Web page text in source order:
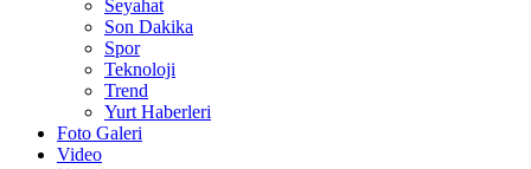
Seyahat
Son Dakika
Spor
Teknoloji
Trend
Yurt Haberleri
Foto Galeri
Video